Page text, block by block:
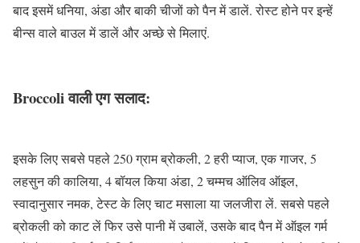
बाद इसमें धनिया, अंडा और बाकी चीजों को पैन में डालें. रोस्ट होने पर इन्हें
बीन्स वाले बाउल में डालें और अच्छे से मिलाएं.
Broccoli वाली एग सलाद:
इसके लिए सबसे पहले 250 ग्राम ब्रोकली, 2 हरी प्याज, एक गाजर, 5
लहसुन की कालिया, 4 बॉयल किया अंडा, 2 चम्मच ऑलिव ऑइल,
स्वादानुसार नमक, टेस्ट के लिए चाट मसाला या जलजीरा लें. सबसे पहले
ब्रोकली को काट लें फिर उसे पानी में उबालें, उसके बाद पैन में ऑइल गर्म